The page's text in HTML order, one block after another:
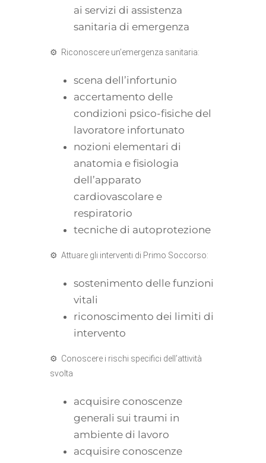
ai servizi di assistenza
sanitaria di emergenza
⚙ Riconoscere un’emergenza sanitaria:
scena dell’infortunio
accertamento delle
condizioni psico-fisiche del
lavoratore infortunato
nozioni elementari di
anatomia e fisiologia
dell’apparato
cardiovascolare e
respiratorio
tecniche di autoprotezione
⚙ Attuare gli interventi di Primo Soccorso:
sostenimento delle funzioni
vitali
riconoscimento dei limiti di
intervento
⚙ Conoscere i rischi specifici dell’attività
svolta
acquisire conoscenze
generali sui traumi in
ambiente di lavoro
acquisire conoscenze